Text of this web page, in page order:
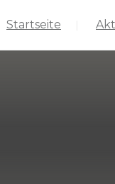
Startseite